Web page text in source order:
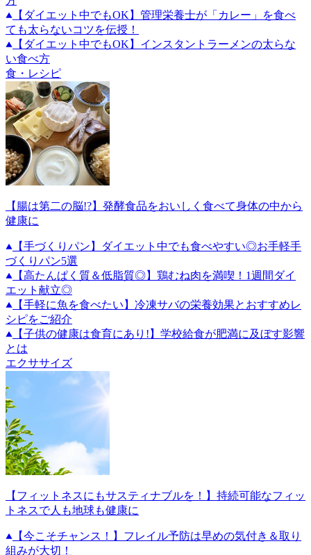
【ダイエット中でもOK】管理栄養士が「カレー」を食べ
ても太らないコツを伝授！
【ダイエット中でもOK】インスタントラーメンの太らな
い食べ方
食・レシピ
【腸は第二の脳!?】発酵食品をおいしく食べて身体の中から
健康に
【手づくりパン】ダイエット中でも食べやすい◎お手軽手
づくりパン5選
【高たんぱく質＆低脂質◎】鶏むね肉を満喫！1週間ダイ
エット献立◎
【手軽に魚を食べたい】冷凍サバの栄養効果とおすすめレ
シピをご紹介
【子供の健康は食育にあり!】学校給食が肥満に及ぼす影響
とは
エクササイズ
【フィットネスにもサスティナブルを！】持続可能なフィッ
トネスで人も地球も健康に
【今こそチャンス！】フレイル予防は早めの気付き＆取り
組みが大切！